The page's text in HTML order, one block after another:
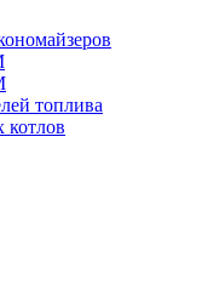
топлива
котлов